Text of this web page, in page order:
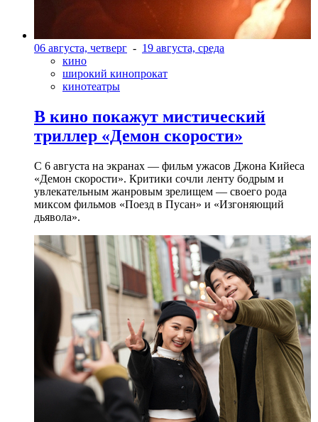
06 августа, четверг - 19 августа, среда
кино
широкий кинопрокат
кинотеатры
В кино покажут мистический
триллер «Демон скорости»
С 6 августа на экранах — фильм ужасов Джона Кийеса
«Демон скорости». Критики сочли ленту бодрым и
увлекательным жанровым зрелищeм — своего рода
миксом фильмов «Поезд в Пусан» и «Изгоняющий
дьявола».